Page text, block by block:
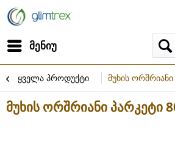
მენიუ
ყველა პროდუქტი მუხის
მუხის ორშრიანი პარკეტი